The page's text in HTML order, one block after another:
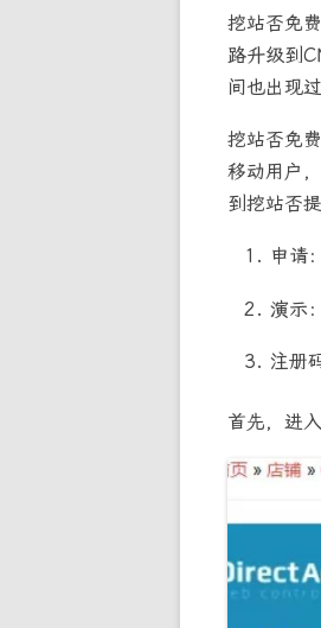
挖站否免
路升级到
间也出现
挖站否免
移动用户
到挖站否
申请
演示
注册
首先，进